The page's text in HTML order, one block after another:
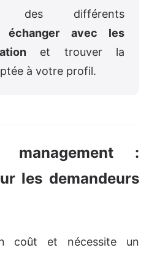
des différents
avec les
et trouver la
à votre profil.
management :
les demandeurs
coût et nécessite un